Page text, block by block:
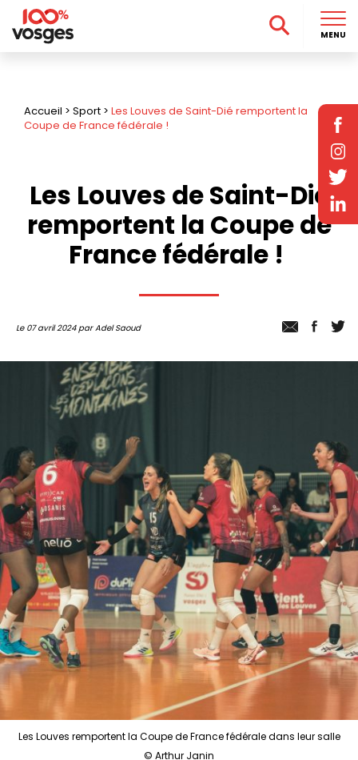
Accueil > Sport > Les Louves de Saint-Dié remportent la
Coupe de France fédérale !
Les Louves de Saint-Dié
remportent la Coupe de
France fédérale !
Le 07 avril 2024 par Adel Saoud
Les Louves remportent la Coupe de France fédérale dans leur salle
© Arthur Janin
MENU